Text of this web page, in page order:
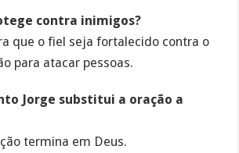
contra inimigos?
que o fiel seja fortalecido contra o
para atacar pessoas.
Jorge substitui a oração a
termina em Deus.